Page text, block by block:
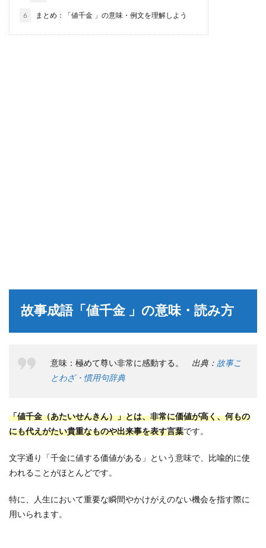
6 まとめ：「値千金 」の意味・例文を理解しよう
故事成語「値千金 」の意味・読み方
意味：極めて尊い非常に感動する。 出典： 故事こ
とわざ・慣用句辞典
「値千金（あたいせんきん）」とは、非常に価値が高く、何もの
にも代えがたい貴重なものや出来事を表す言葉です。
文字通り「千金に値する価値がある」という意味で、比喩的に使
われることがほとんどです。
特に、人生において重要な瞬間やかけがえのない機会を指す際に
用いられます。